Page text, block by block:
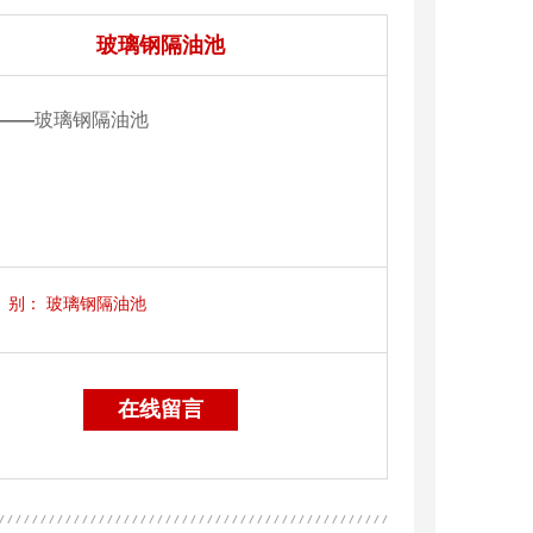
玻璃钢隔油池
——玻璃钢隔油池
： 玻璃钢隔油池
在线留言